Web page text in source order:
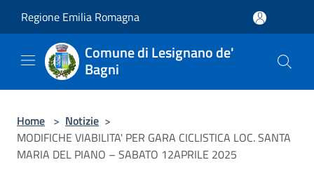
Regione Emilia Romagna
Comune di Lesignano de'
Bagni
Home > Notizie >
MODIFICHE VIABILITA' PER GARA CICLISTICA LOC. SANTA
MARIA DEL PIANO – SABATO 12APRILE 2025